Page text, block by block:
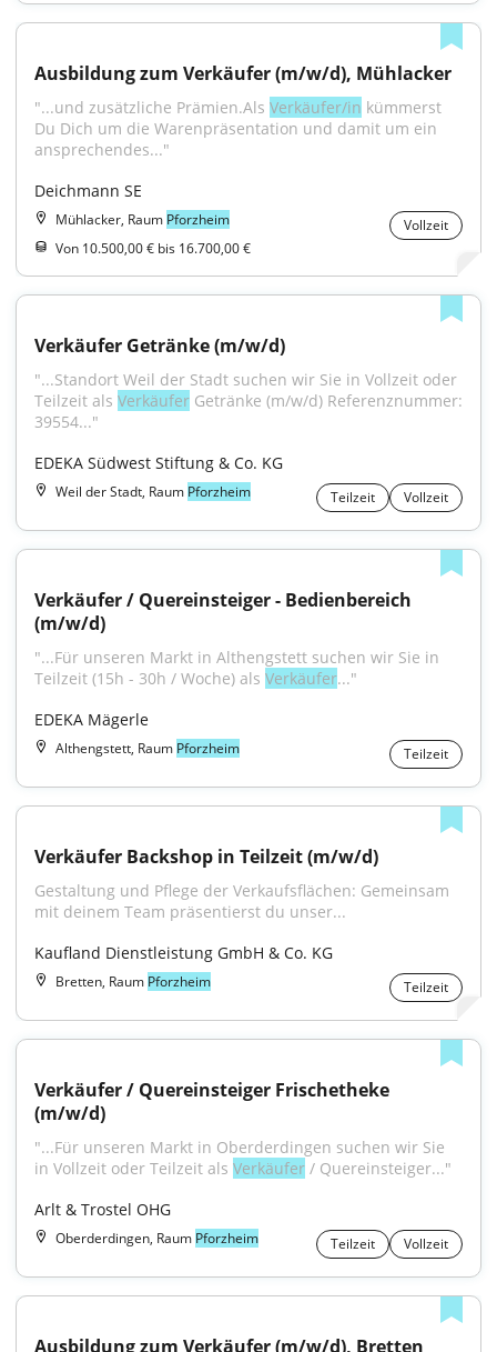
Ausbildung zum Verkäufer (m/w/d), Mühlacker
"...und zusätzliche Prämien.Als Verkäufer/in kümmerst
Du Dich um die Warenpräsentation und damit um ein
ansprechendes..."
Deichmann SE
Mühlacker, Raum Pforzheim
Vollzeit
Von 10.500,00 € bis 16.700,00 €
Verkäufer Getränke (m/w/d)
"...Standort Weil der Stadt suchen wir Sie in Vollzeit oder
Teilzeit als Verkäufer Getränke (m/w/d) Referenznummer:
39554..."
EDEKA Südwest Stiftung & Co. KG
Weil der Stadt, Raum Pforzheim Teilzeit Vollzeit
Verkäufer / Quereinsteiger - Bedienbereich
(m/w/d)
"...Für unseren Markt in Althengstett suchen wir Sie in
Teilzeit (15h - 30h / Woche) als Verkäufer..."
EDEKA Mägerle
Althengstett, Raum Pforzheim Teilzeit
Verkäufer Backshop in Teilzeit (m/w/d)
Gestaltung und Pflege der Verkaufsflächen: Gemeinsam
mit deinem Team präsentierst du unser...
Kaufland Dienstleistung GmbH & Co. KG
Bretten, Raum Pforzheim Teilzeit
Verkäufer / Quereinsteiger Frischetheke
(m/w/d)
"...Für unseren Markt in Oberderdingen suchen wir Sie
in Vollzeit oder Teilzeit als Verkäufer / Quereinsteiger..."
Arlt & Trostel OHG
Oberderdingen, Raum Pforzheim Teilzeit Vollzeit
Ausbildung zum Verkäufer (m/w/d), Bretten